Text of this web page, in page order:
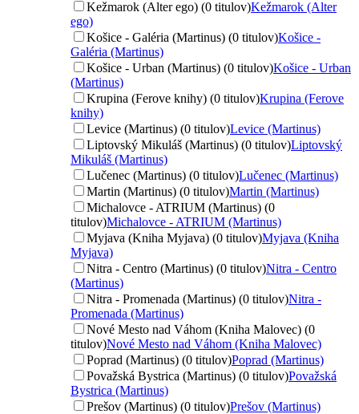
Kežmarok (Alter ego) (0 titulov)Kežmarok (Alter
ego)
Košice - Galéria (Martinus) (0 titulov)Košice -
Galéria (Martinus)
Košice - Urban (Martinus) (0 titulov)Košice - Urban
(Martinus)
Krupina (Ferove knihy) (0 titulov)Krupina (Ferove
knihy)
Levice (Martinus) (0 titulov)Levice (Martinus)
Liptovský Mikuláš (Martinus) (0 titulov)Liptovský
Mikuláš (Martinus)
Lučenec (Martinus) (0 titulov)Lučenec (Martinus)
Martin (Martinus) (0 titulov)Martin (Martinus)
Michalovce - ATRIUM (Martinus) (0
titulov)Michalovce - ATRIUM (Martinus)
Myjava (Kniha Myjava) (0 titulov)Myjava (Kniha
Myjava)
Nitra - Centro (Martinus) (0 titulov)Nitra - Centro
(Martinus)
Nitra - Promenada (Martinus) (0 titulov)Nitra -
Promenada (Martinus)
Nové Mesto nad Váhom (Kniha Malovec) (0
titulov)Nové Mesto nad Váhom (Kniha Malovec)
Poprad (Martinus) (0 titulov)Poprad (Martinus)
Považská Bystrica (Martinus) (0 titulov)Považská
Bystrica (Martinus)
Prešov (Martinus) (0 titulov)Prešov (Martinus)